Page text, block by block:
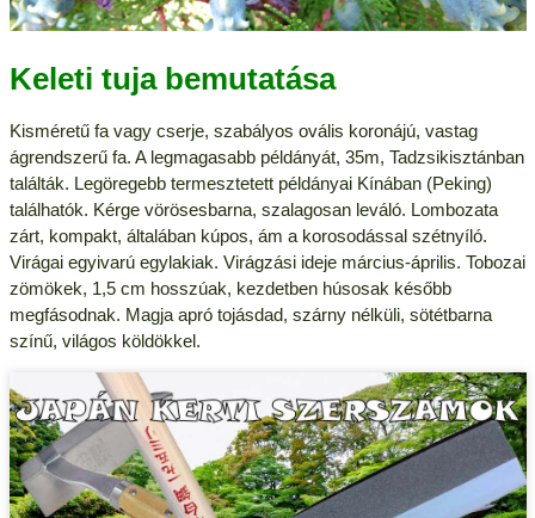
Keleti tuja bemutatása
Kisméretű fa vagy cserje, szabályos ovális koronájú, vastag
ágrendszerű fa. A legmagasabb példányát, 35m, Tadzsikisztánban
találták. Legöregebb termesztetett példányai Kínában (Peking)
találhatók. Kérge vörösesbarna, szalagosan leváló. Lombozata
zárt, kompakt, általában kúpos, ám a korosodással szétnyíló.
Virágai egyivarú egylakiak. Virágzási ideje március-április. Tobozai
zömökek, 1,5 cm hosszúak, kezdetben húsosak később
megfásodnak. Magja apró tojásdad, szárny nélküli, sötétbarna
színű, világos köldökkel.